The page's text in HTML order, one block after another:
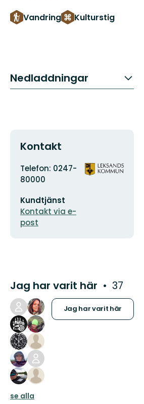
Vandring Kulturstig
Nedladdningar
Kontakt
Adress
Telefon: 0247-
80000
postadress
Kundtjänst
Kontakt via e-
post
Organisationens
logotyp
Jag har varit här 37
Jag har varit här
se alla